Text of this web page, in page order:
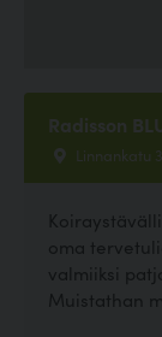
Radisson
Linnankatu
oma
valmiiksi
Muistathan